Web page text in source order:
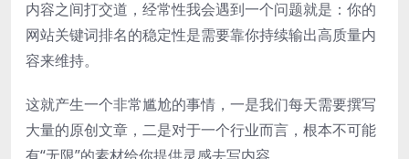
内容之间打交道，经常性我会遇到一个问题就是：你的
网站关键词排名的稳定性是需要靠你持续输出高质量内
容来维持。
这就产生一个非常尴尬的事情，一是我们每天需要撰写
大量的原创文章，二是对于一个行业而言，根本不可能